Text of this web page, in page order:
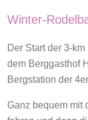
Winter-
Der Start der 3-
dem Berggasthof
Bergstation der
Ganz bequem mit